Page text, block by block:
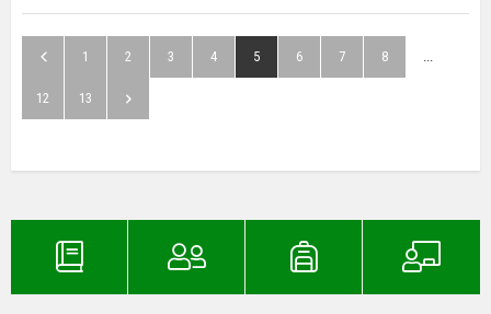
1 2 3 4 5 6 7 8 ...
12 13